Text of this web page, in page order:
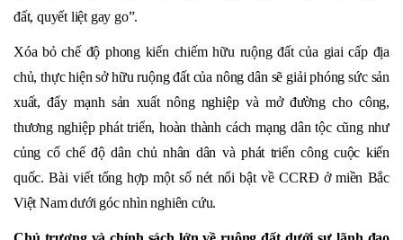
đất, quyết liệt gay go”.
Xóa bỏ chế độ phong kiến chiếm hữu ruộng đất của giai cấp địa
chủ, thực hiện sở hữu ruộng đất của nông dân sẽ giải phóng sức sản
xuất, đẩy mạnh sản xuất nông nghiệp và mở đường cho công,
thương nghiệp phát triển, hoàn thành cách mạng dân tộc cũng như
củng cố chế độ dân chủ nhân dân và phát triển công cuộc kiến
quốc. Bài viết tổng hợp một số nét nổi bật về CCRĐ ở miền Bắc
Việt Nam dưới góc nhìn nghiên cứu.